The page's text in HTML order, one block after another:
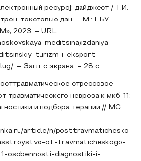
ресурс]: дайджест / Т.И.
текстовые дан. – М.: ГБУ
2023. – URL:
meditsina/izdaniya-
turizm-i-eksport-
. – Загл. с экрана. – 28 с.
стрессовое
травматического невроза к мкб-11:
и подбора терапии // МС.
article/n/posttravmatichesko
ot-travmaticheskogo-
osobennosti-diagnostiki-i-